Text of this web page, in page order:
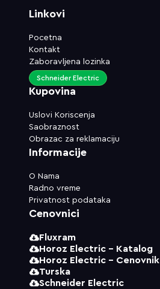
Linkovi
Pocetna
Kontakt
Zaboravljena lozinka
Kupovina
Uslovi Koriscenja
Saobraznost
Obrazac za reklamaciju
Schneider Electric
Informacije
O Nama
Radno vreme
Privatnost podataka
Cenovnici
Fluxram
Horoz Electric - Katalog
Horoz Electric - Cenovnik
Turska
Schneider Electric